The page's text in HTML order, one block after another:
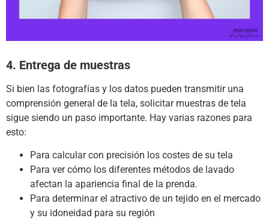
4. Entrega de muestras
Si bien las fotografías y los datos pueden transmitir una
comprensión general de la tela, solicitar muestras de tela
sigue siendo un paso importante. Hay varias razones para
esto:
Para calcular con precisión los costes de su tela
Para ver cómo los diferentes métodos de lavado
afectan la apariencia final de la prenda.
Para determinar el atractivo de un tejido en el mercado
y su idoneidad para su región